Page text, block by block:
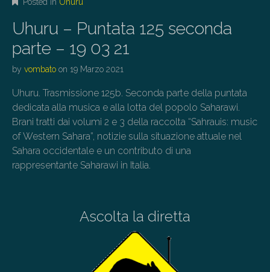
Uhuru – Puntata 125 seconda
parte – 19 03 21
by vombato on 19 Marzo 2021
Uhuru. Trasmissione 125b. Seconda parte della puntata
dedicata alla musica e alla lotta del popolo Saharawi.
Brani tratti dai volumi 2 e 3 della raccolta “Sahrauis: music
of Western Sahara”, notizie sulla situazione attuale nel
Sahara occidentale e un contributo di una
rappresentante Saharawi in Italia.
Ascolta la diretta